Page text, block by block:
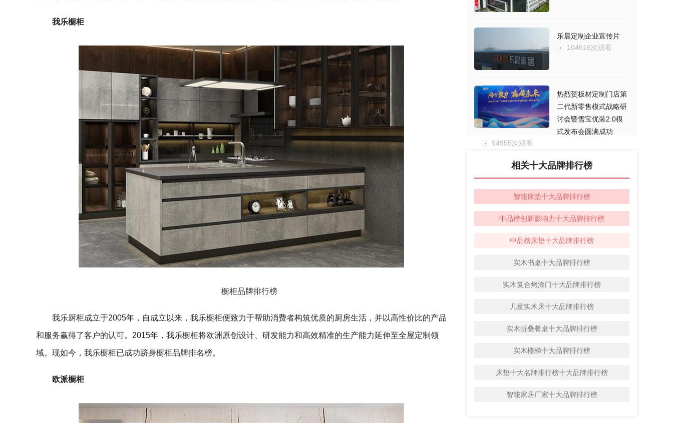
我乐橱柜
橱柜品牌排行榜
我乐厨柜成立于2005年，自成立以来，我乐橱柜便致力于帮助消费者构筑优质的厨房生活，并以高性价比的产品
和服务赢得了客户的认可。2015年，我乐橱柜将欧洲原创设计、研发能力和高效精准的生产能力延伸至全屋定制领
域。现如今，我乐橱柜已成功跻身橱柜品牌排名榜。
欧派橱柜
乐晨定制企业宣传片
104616次观看
热烈贺板材定制门店第
二代新零售模式战略研
讨会暨雪宝优装2.0模
式发布会圆满成功
94955次观看
相关十大品牌排行榜
智能床垫十大品牌排行榜
中品榜创新影响力十大品牌排行榜
中品榜床垫十大品牌排行榜
实木书桌十大品牌排行榜
实木复合烤漆门十大品牌排行榜
儿童实木床十大品牌排行榜
实木折叠餐桌十大品牌排行榜
实木楼梯十大品牌排行榜
床垫十大名牌排行榜十大品牌排行榜
智能家居厂家十大品牌排行榜